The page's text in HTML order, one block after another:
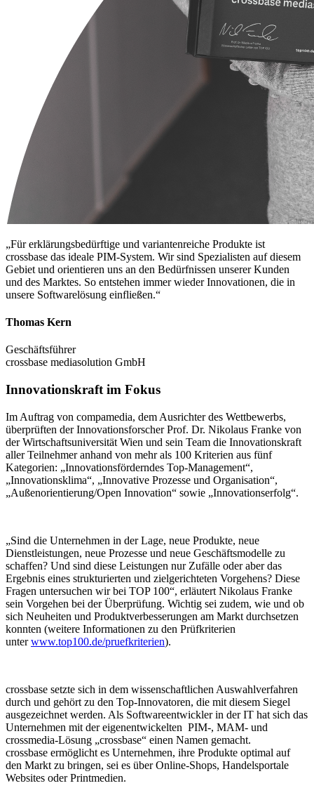
„Für erklärungsbedürftige und variantenreiche Produkte ist
crossbase das ideale PIM-System. Wir sind Spezialisten auf diesem
Gebiet und orientieren uns an den Bedürfnissen unserer Kunden
und des Marktes. So entstehen immer wieder Innovationen, die in
unsere Softwarelösung einfließen.“
Thomas Kern
Geschäftsführer
crossbase mediasolution GmbH
Innovationskraft im Fokus
Im Auftrag von compamedia, dem Ausrichter des Wettbewerbs,
überprüften der Innovationsforscher Prof. Dr. Nikolaus Franke von
der Wirtschaftsuniversität Wien und sein Team die Innovationskraft
aller Teilnehmer anhand von mehr als 100 Kriterien aus fünf
Kategorien: „Innovationsförderndes Top-Management“,
„Innovationsklima“, „Innovative Prozesse und Organisation“,
„Außenorientierung/Open Innovation“ sowie „Innovationserfolg“.
„Sind die Unternehmen in der Lage, neue Produkte, neue
Dienstleistungen, neue Prozesse und neue Geschäftsmodelle zu
schaffen? Und sind diese Leistungen nur Zufälle oder aber das
Ergebnis eines strukturierten und zielgerichteten Vorgehens? Diese
Fragen untersuchen wir bei TOP 100“, erläutert Nikolaus Franke
sein Vorgehen bei der Überprüfung. Wichtig sei zudem, wie und ob
sich Neuheiten und Produktverbesserungen am Markt durchsetzen
konnten (weitere Informationen zu den Prüfkriterien
unterwww.top100.de/pruefkriterien).
crossbase setzte sich in dem wissenschaftlichen Auswahlverfahren
durch und gehört zu den Top-Innovatoren, die mit diesem Siegel
ausgezeichnet werden. Als Softwareentwickler in der IT hat sich das
Unternehmen mit der eigenentwickelten PIM-, MAM- und
crossmedia-Lösung „crossbase“ einen Namen gemacht.
crossbase ermöglicht es Unternehmen, ihre Produkte optimal auf
den Markt zu bringen, sei es über Online-Shops, Handelsportale
Websites oder Printmedien.